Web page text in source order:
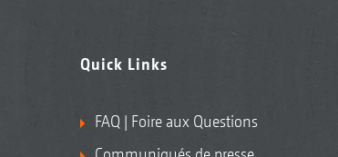
Quick Links
FAQ | Foire aux Questions